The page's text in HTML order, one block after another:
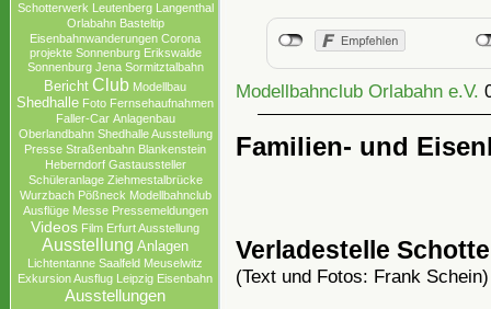
Schotterwerk Leutenberg Langenthal
Orlabahn Basteltip
Eisenbahnwanderungen Corona
projekte Sonnenburg Erikswalde
Sonnenburg Jena Sormitztalbahn
Bericht Club Modellbau
Shedhalle Foto Fernsehaufnahmen
Faller-Car Anlagenbau
Oberlandbahn Shedhalle Ausstellung
Presse Straßenbahn Blankenstein
Heberndorf Gastaussteller
Schüleranlage Ziehmestalbrücke
Wurzbach Pößneck Modellbahnclub
Ausflüge Messe Pressemeldungen
Videos Film Erfurt Ausstellung
Ausstellung Anlagen
Lichtentanne Saalfeld Meuselwitz
Exkursion Ausflug Leipzig Eisenbahn
Ausstellungen
Modellbahnclub Orlabahn e.V.
Familien- und
Verladestelle
(Text und Fotos: Frank